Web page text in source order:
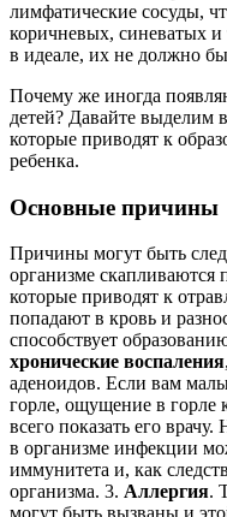
лимфатические сосуды,
коричневых, синеватых
в идеале, их не должно
Почему же иногда
детей? Давайте
которые приводят к
ребенка.
Основные причины
Причины могут быть
организме скапливаются
которые приводят к
попадают в кровь и
способствует
хронические воспаления
аденоидов. Если вам
горле, ощущение в горле
всего показать его
в организме инфекции
иммунитета и, как
организма. 3. Аллергия.